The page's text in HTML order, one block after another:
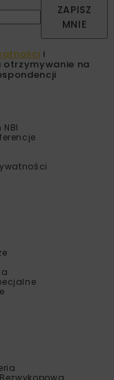
ZAPISZ
MNIE
i
otrzymywanie na